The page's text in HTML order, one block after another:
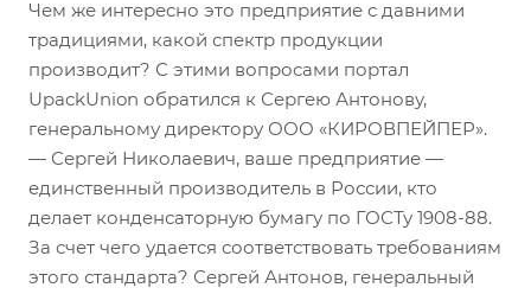
Чем же интересно это предприятие с давними
традициями, какой спектр продукции
производит? С этими вопросами портал
UpackUnion обратился к Сергею Антонову,
генеральному директору ООО «КИРОВПЕЙПЕР».
— Сергей Николаевич, ваше предприятие —
единственный производитель в России, кто
делает конденсаторную бумагу по ГОСТу 1908-88.
За счет чего удается соответствовать требованиям
этого стандарта? Сергей Антонов, генеральный